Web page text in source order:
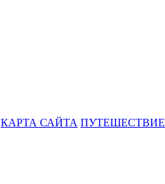
КАРТА САЙТА ПУТЕШЕСТВИЕ